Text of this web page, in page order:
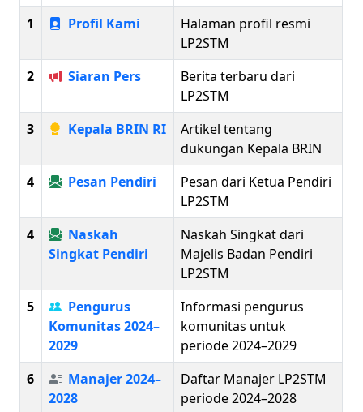
1
Profil Kami
Halaman profil resmi
LP2STM
2
Siaran Pers
Berita terbaru dari
LP2STM
3
Kepala BRIN RI
Artikel tentang
dukungan Kepala BRIN
4
Pesan Pendiri
Pesan dari Ketua Pendiri
LP2STM
4
Naskah
Singkat Pendiri
Naskah Singkat dari
Majelis Badan Pendiri
LP2STM
5
Pengurus
Komunitas 2024–
2029
Informasi pengurus
komunitas untuk
periode 2024–2029
6
Manajer 2024–
2028
Daftar Manajer LP2STM
periode 2024–2028